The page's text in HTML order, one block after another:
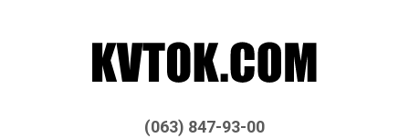
(063) 847-93-00